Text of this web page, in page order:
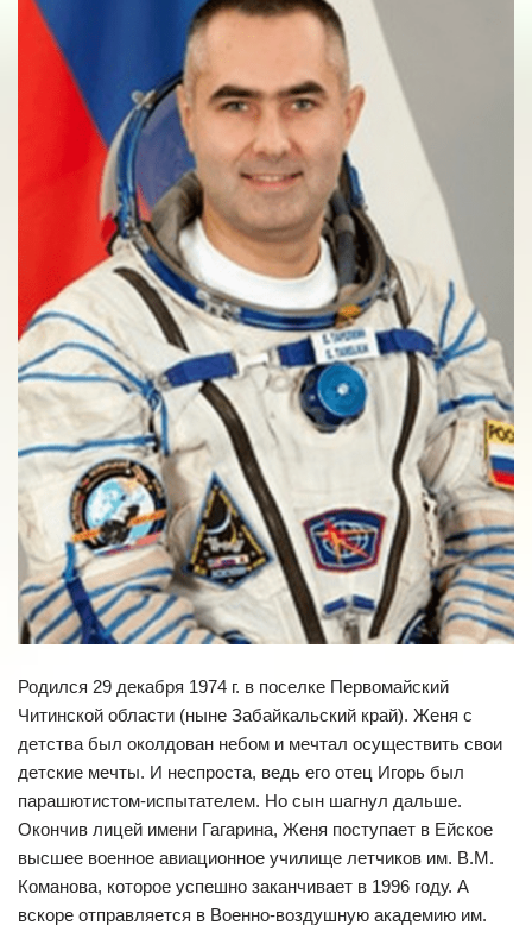
Родился 29 декабря 1974 г. в поселке Первомайский
Читинской области (ныне Забайкальский край). Женя с
детства был околдован небом и мечтал осуществить свои
детские мечты. И неспроста, ведь его отец Игорь был
парашютистом-испытателем. Но сын шагнул дальше.
Окончив лицей имени Гагарина, Женя поступает в Ейское
высшее военное авиационное училище летчиков им. В.М.
Команова, которое успешно заканчивает в 1996 году. А
вскоре отправляется в Военно-воздушную академию им.